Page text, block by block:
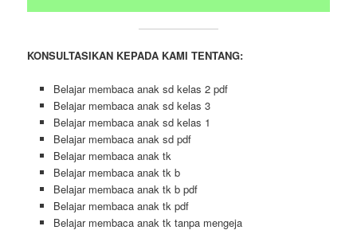
KONSULTASIKAN KEPADA KAMI TENTANG:
Belajar membaca anak sd kelas 2 pdf
Belajar membaca anak sd kelas 3
Belajar membaca anak sd kelas 1
Belajar membaca anak sd pdf
Belajar membaca anak tk
Belajar membaca anak tk b
Belajar membaca anak tk b pdf
Belajar membaca anak tk pdf
Belajar membaca anak tk tanpa mengeja